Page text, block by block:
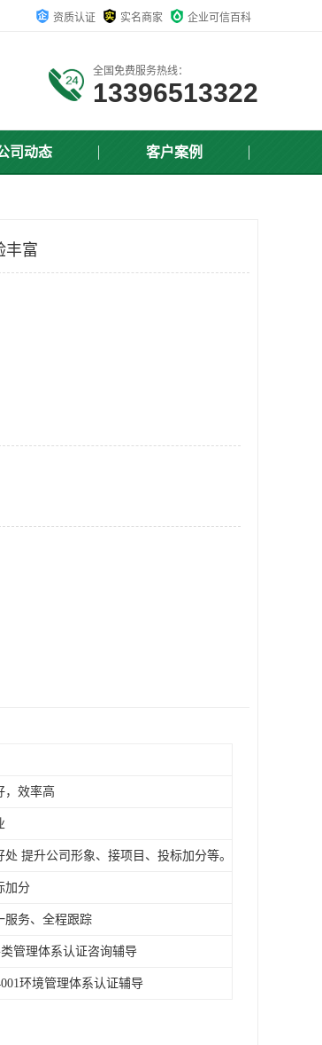
资质认证 实名商家 企业可信百科
全国免费服务热线：
13396513322
司动态 客户案例
丰富
，效率高
处 提升公司形象、接项目、投标加分等。
加分
服务、全程跟踪
管理体系认证咨询辅导
环境管理体系认证辅导